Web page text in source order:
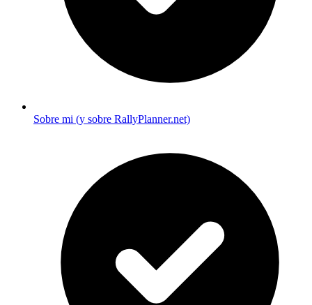
Sobre mi (y sobre RallyPlanner.net)